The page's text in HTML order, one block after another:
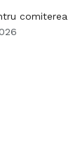
comiterea